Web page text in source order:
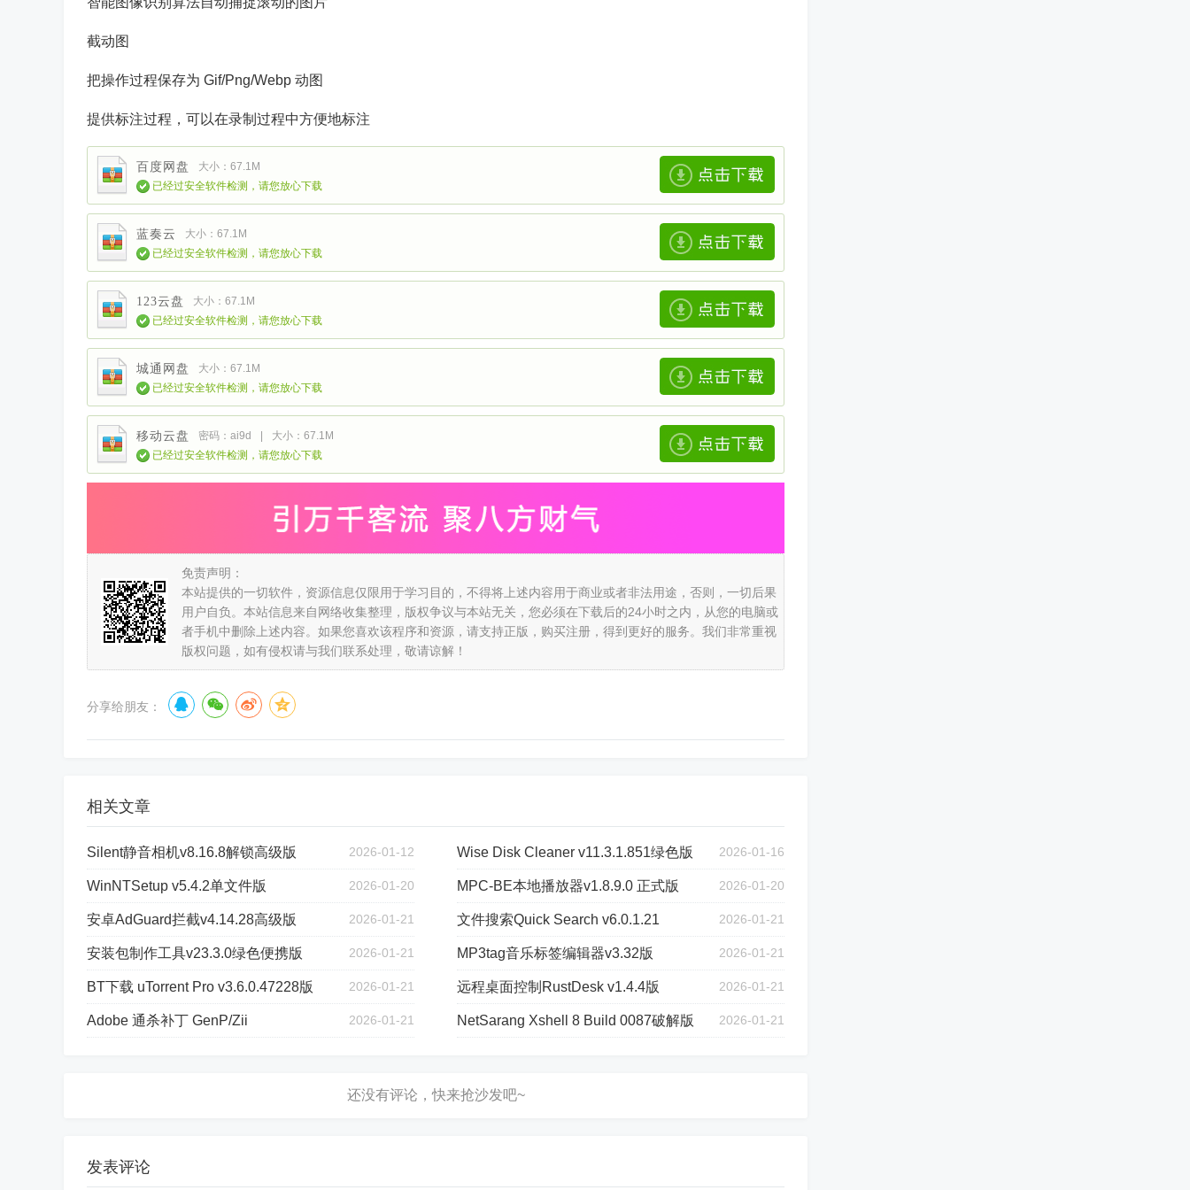
截动图
把操作过程保存为 Gif/Png/Webp 动图
提供标注过程，可以在录制过程中方便地标注
百度网盘
大小：67.1M
已经过安全软件检测，请您放心下载
蓝奏云
大小：67.1M
已经过安全软件检测，请您放心下载
123云盘
大小：67.1M
已经过安全软件检测，请您放心下载
城通网盘
大小：67.1M
已经过安全软件检测，请您放心下载
移动云盘 密码：ai9d
大小：67.1M
已经过安全软件检测，请您放心下载
免责声明：
本站提供的一切软件，资源信息仅限用于学习目的，不得将上述内容用于商业或者非法用途，否则，一切后果
用户自负。本站信息来自网络收集整理，版权争议与本站无关，您必须在下载后的24小时之内，从您的电脑或
者手机中删除上述内容。如果您喜欢该程序和资源，请支持正版，购买注册，得到更好的服务。我们非常重视
版权问题，如有侵权请与我们联系处理，敬请谅解！
分享给朋友：
相关文章
Silent静音相机v8.16.8解锁高级版 2026-01-12 Wise Disk Cleaner v11.3.1.851绿色版 2026-01-16
WinNTSetup v5.4.2单文件版 2026-01-20 MPC-BE本地播放器v1.8.9.0 正式版 2026-01-20
安卓AdGuard拦截v4.14.28高级版 2026-01-21 文件搜索Quick Search v6.0.1.21 2026-01-21
安装包制作工具v23.3.0绿色便携版 2026-01-21 MP3tag音乐标签编辑器v3.32版 2026-01-21
BT下载 uTorrent Pro v3.6.0.47228版 2026-01-21 远程桌面控制RustDesk v1.4.4版 2026-01-21
Adobe 通杀补丁 GenP/Zii 2026-01-21 NetSarang Xshell 8 Build 0087破解版 2026-01-21
发表评论